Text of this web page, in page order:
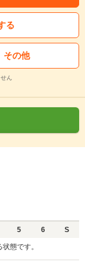
る
その他
ん
5 6 S
態です。